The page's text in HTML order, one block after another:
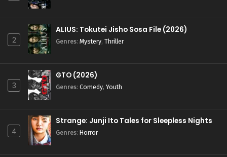
2
ALIUS: Tokutei Jisho Sosa File (2026)
Genres: Mystery, Thriller
3
GTO (2026)
Genres: Comedy, Youth
4
Strange: Junji Ito Tales for Sleepless Nights
Genres: Horror